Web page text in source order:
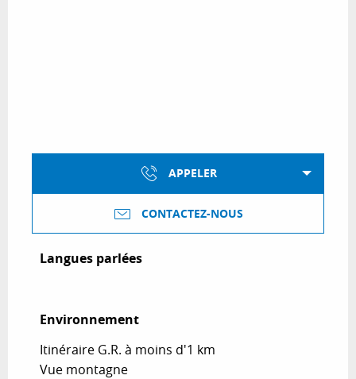
APPELER
CONTACTEZ-NOUS
Langues parlées
Langues parlées
Environnement
Environnement
Itinéraire G.R. à moins d'1 km
Vue montagne